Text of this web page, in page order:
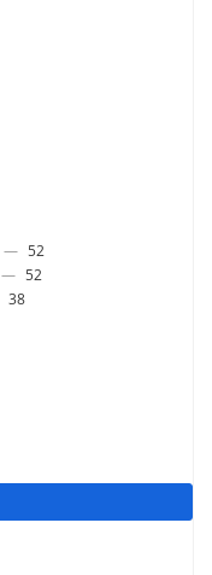
— 52
— 52
38